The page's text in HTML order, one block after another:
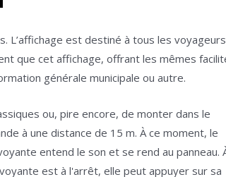
L’affichage est destiné à tous les
que cet affichage, offrant les mêmes
générale municipale ou autre.
ou, pire encore, de monter dans le
à une distance de 15 m. À ce moment, le
entend le son et se rend au panneau.
est à l'arrêt, elle peut appuyer sur sa